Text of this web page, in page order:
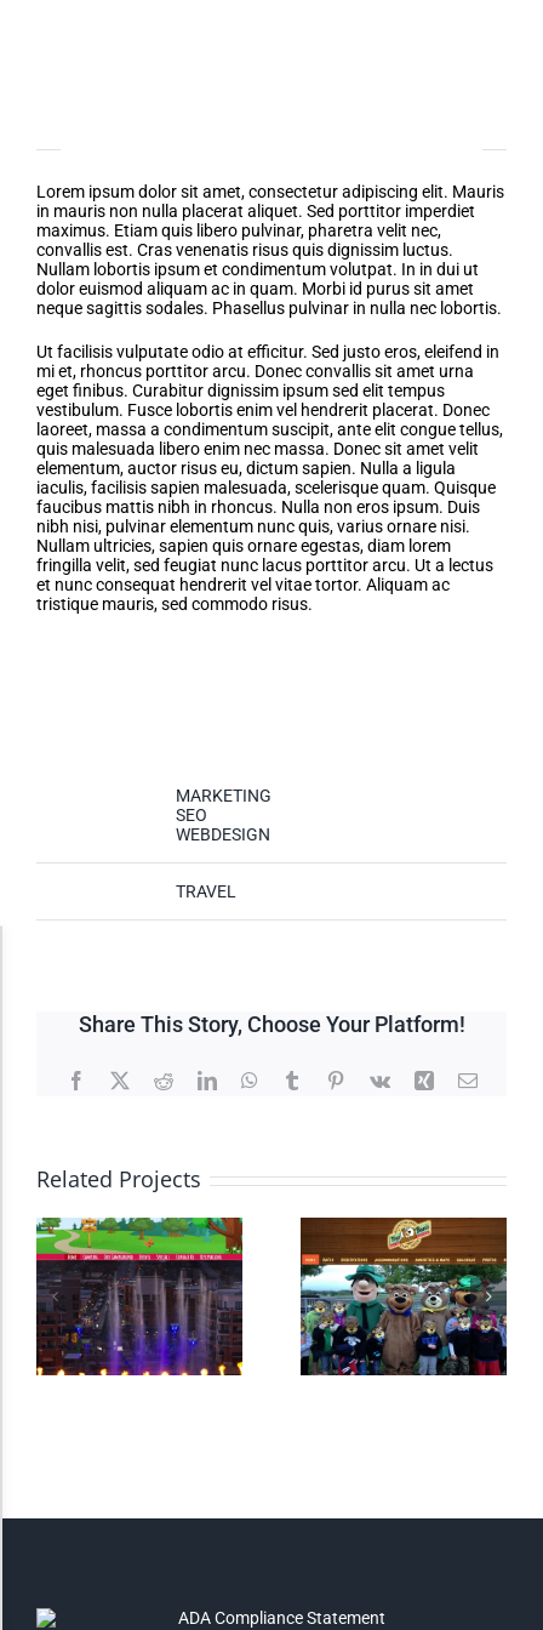
Lorem ipsum dolor sit amet, consectetur adipiscing elit. Mauris
in mauris non nulla placerat aliquet. Sed porttitor imperdiet
maximus. Etiam quis libero pulvinar, pharetra velit nec,
convallis est. Cras venenatis risus quis dignissim luctus.
Nullam lobortis ipsum et condimentum volutpat. In in dui ut
dolor euismod aliquam ac in quam. Morbi id purus sit amet
neque sagittis sodales. Phasellus pulvinar in nulla nec lobortis.
Ut facilisis vulputate odio at efficitur. Sed justo eros, eleifend in
mi et, rhoncus porttitor arcu. Donec convallis sit amet urna
eget finibus. Curabitur dignissim ipsum sed elit tempus
vestibulum. Fusce lobortis enim vel hendrerit placerat. Donec
laoreet, massa a condimentum suscipit, ante elit congue tellus,
quis malesuada libero enim nec massa. Donec sit amet velit
elementum, auctor risus eu, dictum sapien. Nulla a ligula
iaculis, facilisis sapien malesuada, scelerisque quam. Quisque
faucibus mattis nibh in rhoncus. Nulla non eros ipsum. Duis
nibh nisi, pulvinar elementum nunc quis, varius ornare nisi.
Nullam ultricies, sapien quis ornare egestas, diam lorem
fringilla velit, sed feugiat nunc lacus porttitor arcu. Ut a lectus
et nunc consequat hendrerit vel vitae tortor. Aliquam ac
tristique mauris, sed commodo risus.
MARKETING
SEO
WEBDESIGN
TRAVEL
Share This Story, Choose Your Platform!
Facebook
X RedditLinkedInWhatsApp
TumblrPinterest
Vk Xing Email
Related Projects
Invert Colors
Saturate